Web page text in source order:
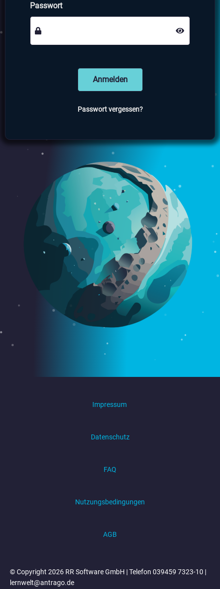
Passwort
Anmelden
Passwort vergessen?
Impressum
Datenschutz
FAQ
Nutzungsbedingungen
AGB
© Copyright 2026 RR Software GmbH | Telefon 039459 7323-10 |
lernwelt@antrago.de